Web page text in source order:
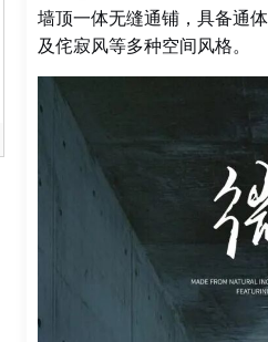
墙顶一体无缝通铺，具备通
及侘寂风等多种空间风格。